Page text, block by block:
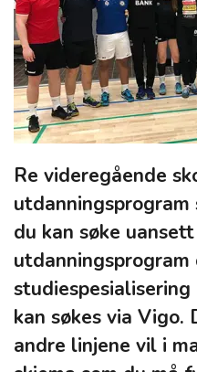
Re videregående
du kan søke
kan søkes via Vigo.
andre linjene vil i